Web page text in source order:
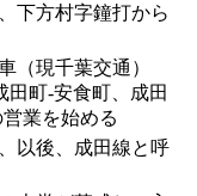
下方村字鐘打から
（現千葉交通）
田町-安食町、成田
業を始める
以後、成田線と呼